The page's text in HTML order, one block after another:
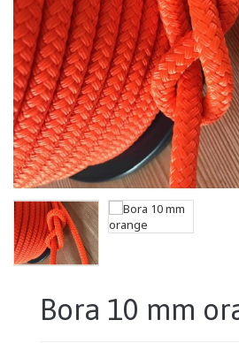
Bora 10 mm